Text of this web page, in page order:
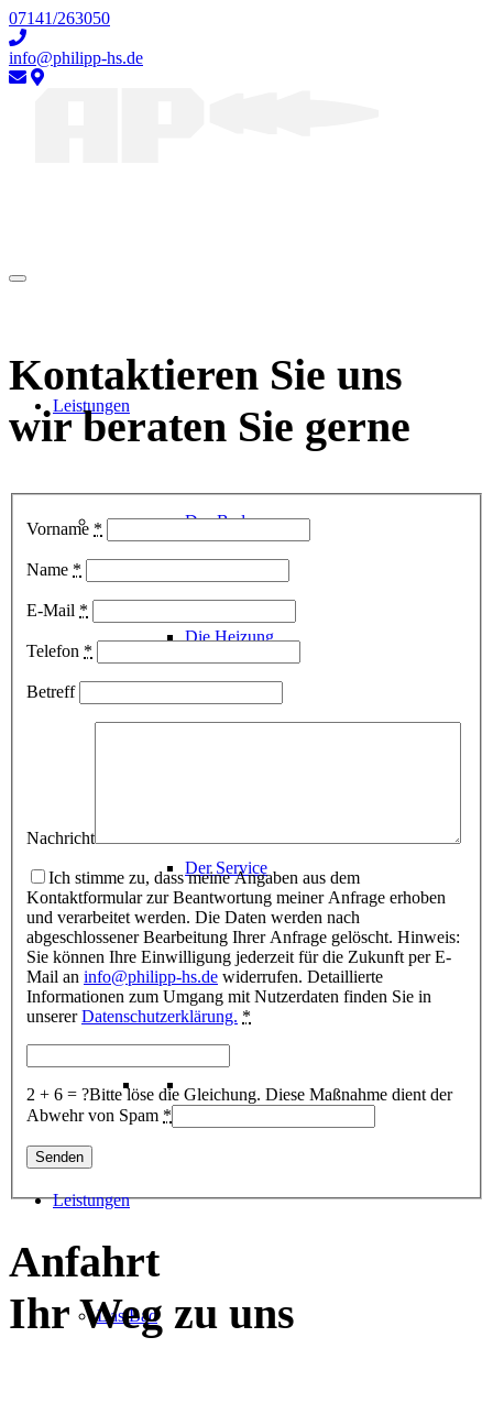
07141/263050
info@philipp-hs.de
Leistungen
Das Bad
Die Heizung
Der Service
Leistungen
Das Bad
Kontaktieren Sie uns
wir beraten Sie gerne
Vorname *
Name *
E-Mail *
Telefon *
Betreff
Nachricht
Ich stimme zu, dass meine Angaben aus dem
Kontaktformular zur Beantwortung meiner Anfrage erhoben
und verarbeitet werden. Die Daten werden nach
abgeschlossener Bearbeitung Ihrer Anfrage gelöscht. Hinweis:
Sie können Ihre Einwilligung jederzeit für die Zukunft per E-
Mail an info@philipp-hs.de widerrufen. Detaillierte
Informationen zum Umgang mit Nutzerdaten finden Sie in
unsererDatenschutzerklärung. *
2 + 6 = ?Bitte löse die Gleichung. Diese Maßnahme dient der
Abwehr von Spam *
Anfahrt
Ihr Weg zu uns